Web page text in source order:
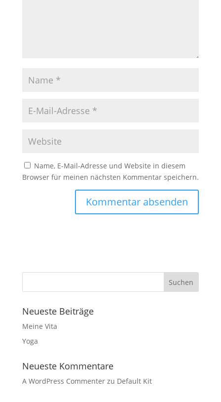
Name, E-Mail-Adresse und Website in diesem
Browser für meinen nächsten Kommentar speichern.
i
v
:
Neueste Beiträge
Meine Vita
Yoga
Neueste Kommentare
A WordPress Commenterzu Default Kit